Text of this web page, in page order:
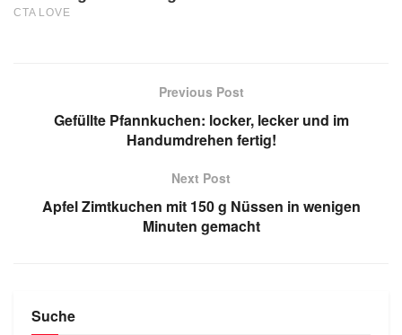
Previous Post
Gefüllte Pfannkuchen: locker, lecker und im
Handumdrehen fertig!
Next Post
Apfel Zimtkuchen mit 150 g Nüssen in wenigen
Minuten gemacht
Suche